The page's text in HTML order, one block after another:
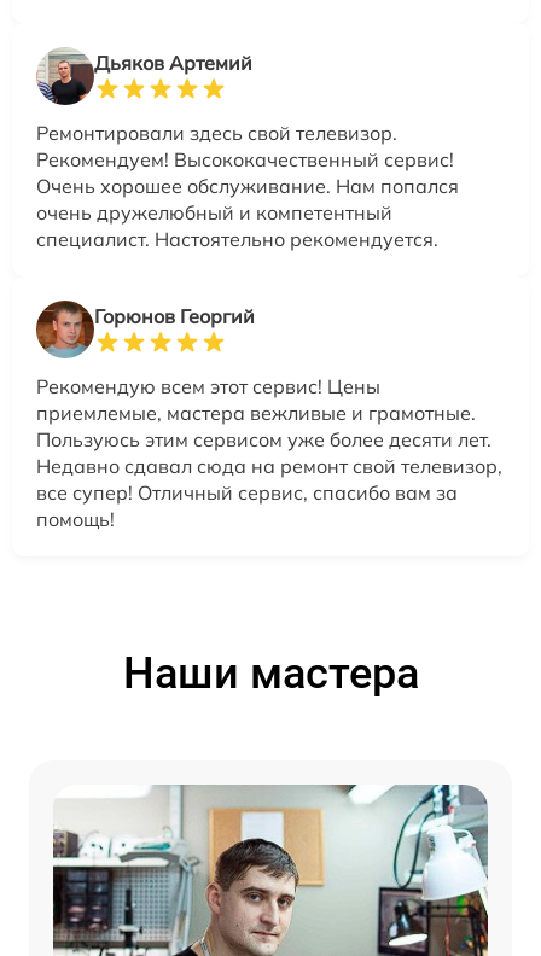
Дьяков Артемий
Ремонтировали здесь свой телевизор.
Рекомендуем! Высококачественный сервис!
Очень хорошее обслуживание. Нам попался
очень дружелюбный и компетентный
специалист. Настоятельно рекомендуется.
Горюнов Георгий
Рекомендую всем этот сервис! Цены
приемлемые, мастера вежливые и грамотные.
Пользуюсь этим сервисом уже более десяти лет.
Недавно сдавал сюда на ремонт свой телевизор,
все супер! Отличный сервис, спасибо вам за
помощь!
Наши мастера